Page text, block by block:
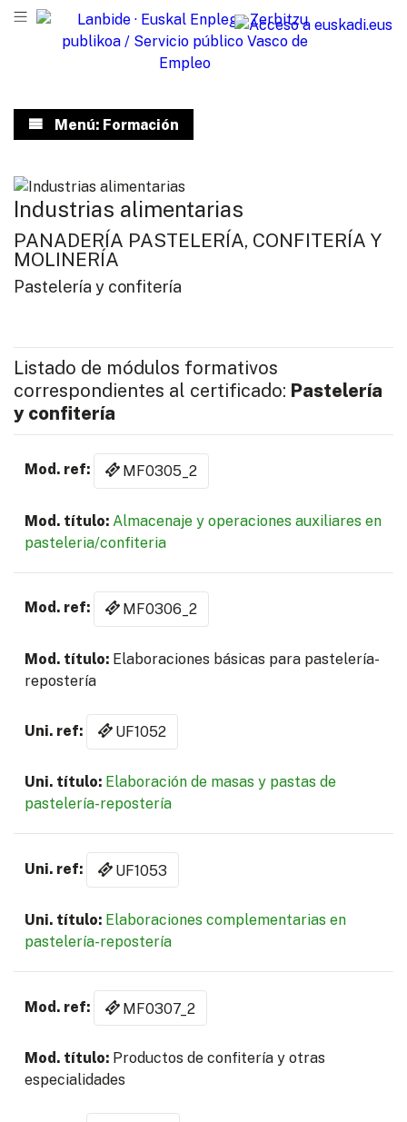
Menú: Formación
Industrias alimentarias
PANADERÍA PASTELERÍA, CONFITERÍA Y
MOLINERÍA
Pastelería y confitería
Listado de módulos formativos
correspondientes al certificado: Pastelería
y confitería
MF0305_2
Almacenaje y operaciones auxiliares en
pasteleria/confiteria
MF0306_2
Elaboraciones básicas para pastelería-
repostería
UF1052
Elaboración de masas y pastas de
pastelería-repostería
UF1053
Elaboraciones complementarias en
pastelería-repostería
MF0307_2
Productos de confitería y otras
especialidades